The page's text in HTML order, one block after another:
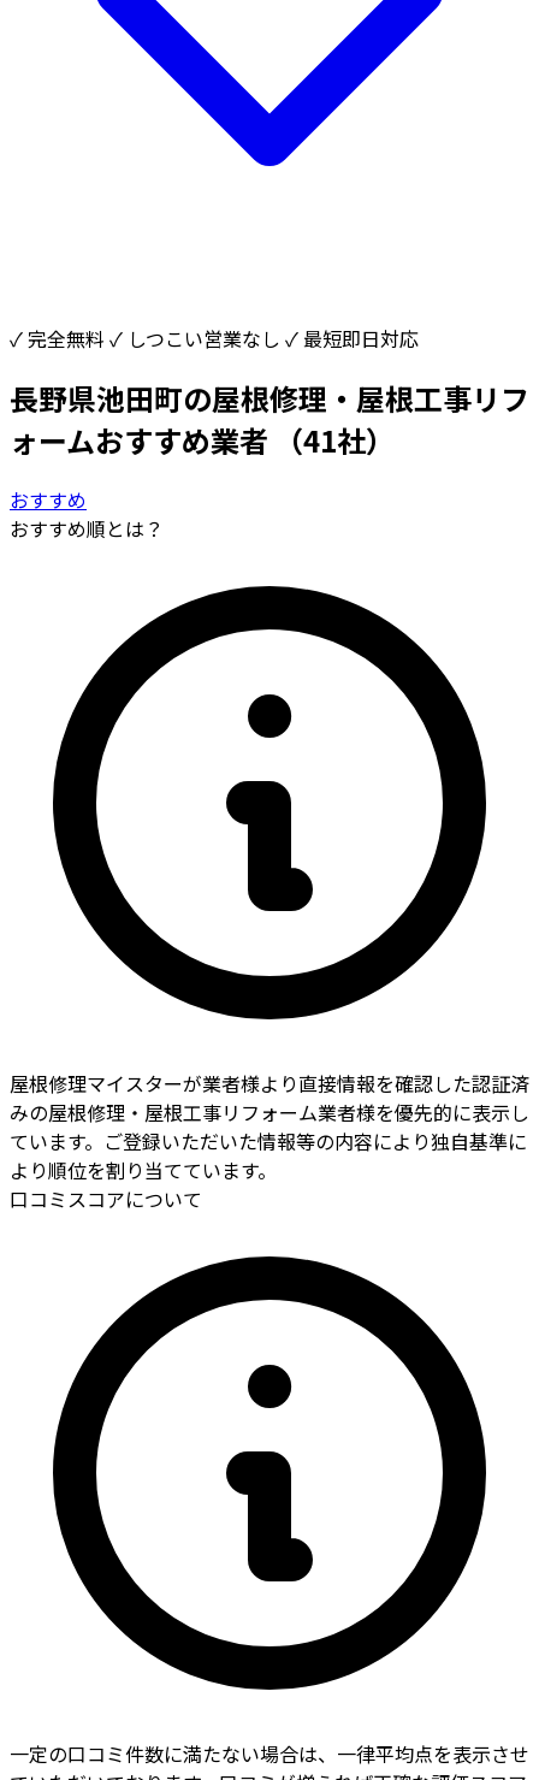
✓ 完全無料 ✓ しつこい営業なし ✓ 最短即日対応
長野県池田町の屋根修理・屋根工事リフ
ォームおすすめ業者
（41社）
おすすめ
おすすめ順とは？
屋根修理マイスターが業者様より直接情報を確認した認証済
みの屋根修理・屋根工事リフォーム業者様を優先的に表示し
ています。ご登録いただいた情報等の内容により独自基準に
より順位を割り当てています。
口コミスコアについて
一定の口コミ件数に満たない場合は、一律平均点を表示させ